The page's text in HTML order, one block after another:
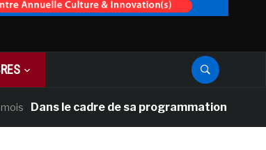
le cadre de sa programmation